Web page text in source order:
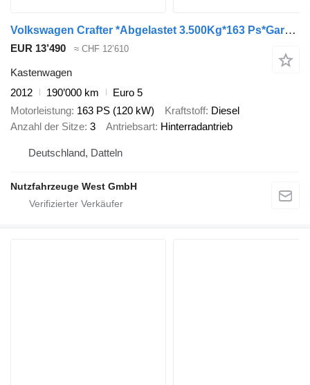
Volkswagen Crafter *Abgelastet 3.500Kg*163 Ps*Garantie
EUR 13’490 ≈ CHF 12’610
Kastenwagen
2012
190’000 km
Euro 5
Motorleistung 163 PS (120 kW) Kraftstoff Diesel
Anzahl der Sitze 3 Antriebsart Hinterradantrieb
Deutschland, Datteln
Nutzfahrzeuge West GmbH